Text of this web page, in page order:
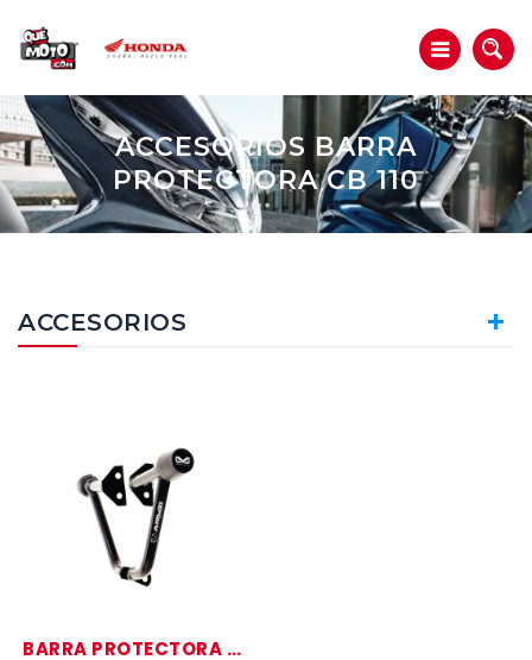
ACCESORIOS BARRA
PROTECTORA CB 110
ACCESORIOS
BARRA PROTECTORA CB 110